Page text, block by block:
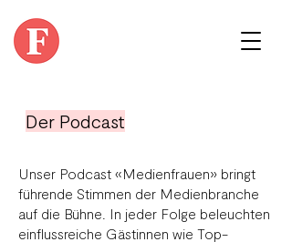
Der Podcast
Unser Podcast «Medienfrauen» bringt
führende Stimmen der Medienbranche
auf die Bühne. In jeder Folge beleuchten
einflussreiche Gästinnen wie Top-